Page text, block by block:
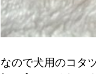
なので犬用のコタ